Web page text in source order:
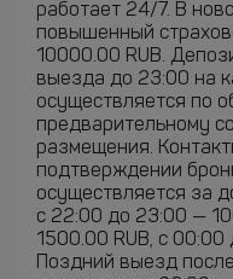
работает 24/7. В
повышенный
10000.00 RUB.
выезда до 23:00 на
осуществляется по
предварительному
размещения.
подтверждении
осуществляется за
с 22:00 до 23:00 —
1500.00 RUB, с
Поздний выезд